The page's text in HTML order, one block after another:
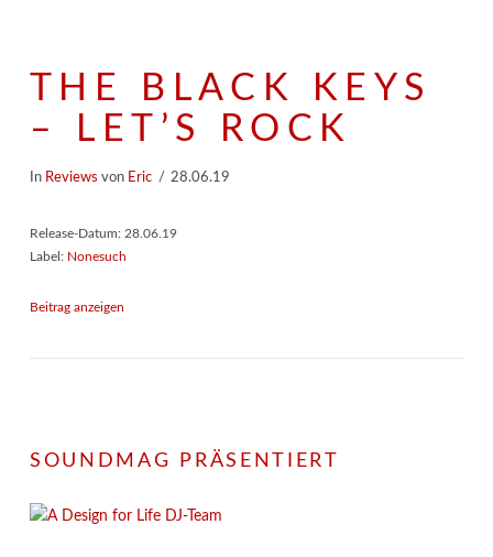
THE BLACK KEYS
– LET’S ROCK
In Reviews von Eric 28.06.19
Release-Datum: 28.06.19
Label: Nonesuch
Beitrag anzeigen
SOUNDMAG PRÄSENTIERT